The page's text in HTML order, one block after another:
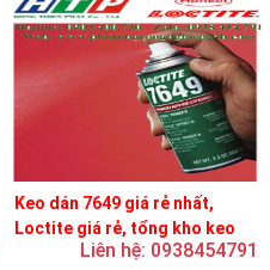
Keo dán 7649 giá rẻ nhất,
Loctite giá rẻ, tổng kho keo
Liên hệ: 0938454791